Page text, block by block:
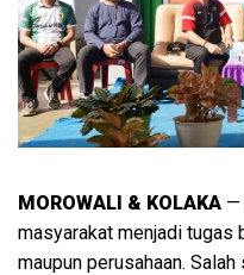
MOROWALI & KOLAKA —
masyarakat menjadi tugas
maupun perusahaan.